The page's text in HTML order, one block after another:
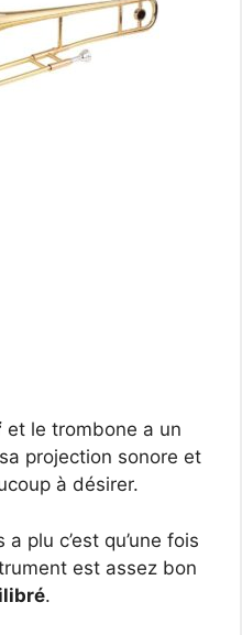
et le trombone a un
projection sonore et
à désirer.
plu c’est qu’une fois
est assez bon
.